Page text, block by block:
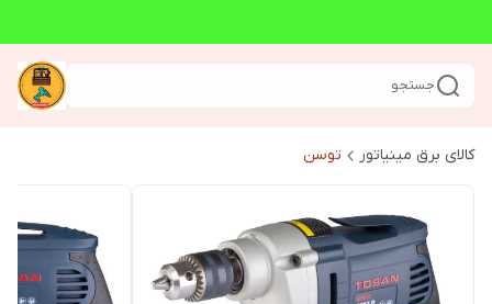
جستجو
کالای برق مینیاتور توسن